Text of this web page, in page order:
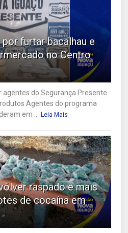
furtar bacalhau e
no Centro
do Segurança Presente
Agentes do programa
em ...
Leia Mais
raspado e mais
de cocaína em